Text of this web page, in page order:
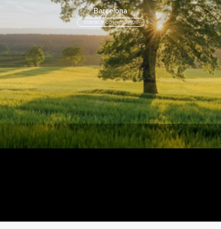
CONTACTA CON NOSOTROS
Barcelona